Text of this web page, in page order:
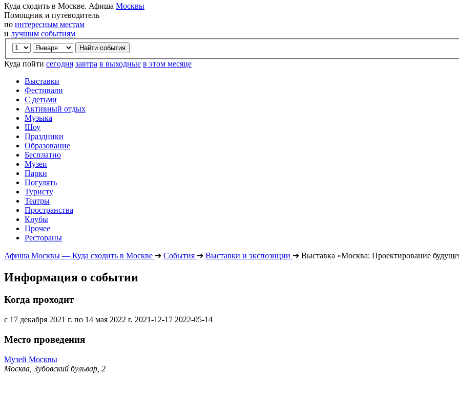
Куда сходить в Москве. Афиша Москвы
Помощник и путеводитель
по интересным местам
и лучшим событиям
Куда пойти сегодня завтра в выходные в этом месяце
Выставки
Фестивали
С детьми
Активный отдых
Музыка
Шоу
Праздники
Образование
Бесплатно
Музеи
Парки
Погулять
Туристу
Театры
Пространства
Клубы
Прочее
Рестораны
Афиша Москвы — Куда сходить в Москве ➔ События ➔ Выставки и экспозиции ➔ Выставка «Москва: Проектирование
Информация о событии
Когда проходит
с 17 декабря 2021 г. по 14 мая 2022 г. 2021-12-17 2022-05-14
Место проведения
Музей Москвы
Москва, Зубовский бульвар, 2